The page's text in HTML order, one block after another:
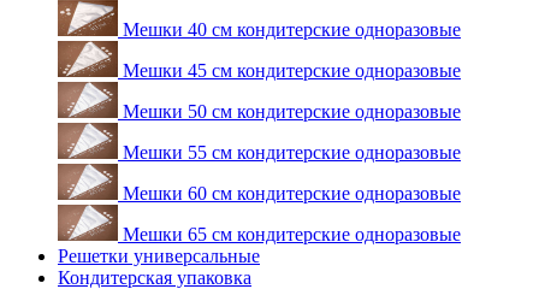
Мешки 40 см кондитерские одноразовые
Мешки 45 см кондитерские одноразовые
Мешки 50 см кондитерские одноразовые
Мешки 55 см кондитерские одноразовые
Мешки 60 см кондитерские одноразовые
Мешки 65 см кондитерские одноразовые
Решетки универсальные
Кондитерская упаковка